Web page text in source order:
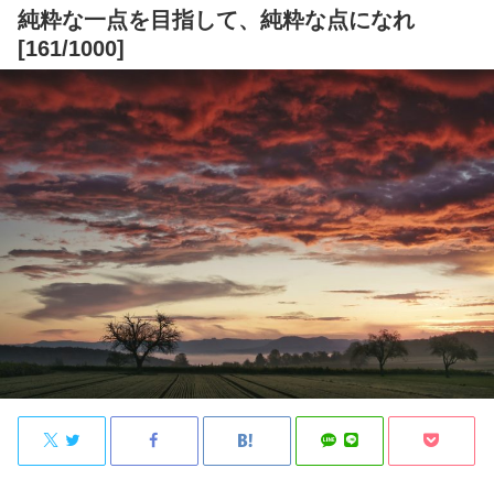
純粋な一点を目指して、純粋な点になれ
[161/1000]